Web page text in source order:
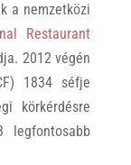
a nemzetközi
Restaurant
2012 végén
1834 séfje
körkérdésre